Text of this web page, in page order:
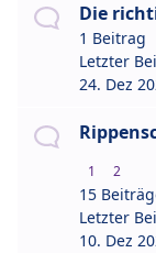
Die
1 Beitrag
Letzter
24. Dez
1 2
15
Letzter
10. Dez